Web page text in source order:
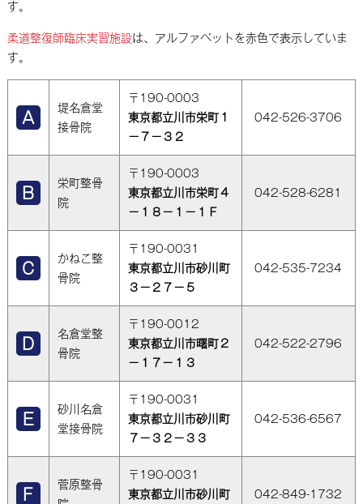
す。
柔道整復師臨床実習施設は、アルファベットを赤色で表示していま
す。
堤名倉堂
接骨院
〒190-0003
東京都立川市栄町１
－７－３２
042-526-3706
栄町整骨
院
〒190-0003
東京都立川市栄町４
－１８－１－１Ｆ
042-528-6281
かねこ整
骨院
〒190-0031
東京都立川市砂川町
３－２７－５
042-535-7234
名倉堂整
骨院
〒190-0012
東京都立川市曙町２
－１７－１３
042-522-2796
砂川名倉
堂接骨院
〒190-0031
東京都立川市砂川町
７－３２－３３
042-536-6567
菅原整骨
〒190-0031
東京都立川市砂川町
042-849-1732